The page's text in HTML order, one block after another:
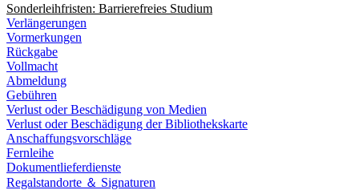
Sonderleihfristen: Barrierefreies Studium
Verlängerungen
Vormerkungen
Rückgabe
Vollmacht
Abmeldung
Gebühren
Verlust oder Beschädigung von Medien
Verlust oder Beschädigung der Bibliothekskarte
Anschaffungsvorschläge
Fernleihe
Dokumentlieferdienste
Regalstandorte ＆ Signaturen